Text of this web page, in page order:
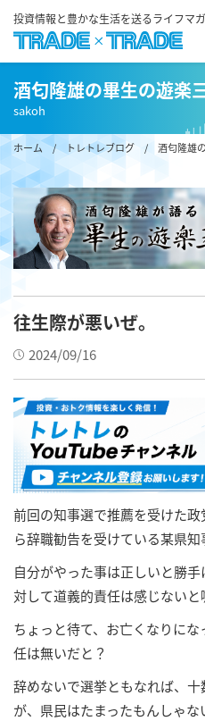
投資情報と豊かな生活を送るライフマ
酒匂隆雄の畢生の遊楽
sakoh
ホーム/ トレトレブログ / 酒匂隆雄
往生際が悪いぜ。
2024/09/16
前回の知事選で推薦を受けた
ら辞職勧告を受けている某県知
自分がやった事は正しいと勝
対して道義的責任は感じないと
ちょっと待て、お亡くなりに
任は無いだと？
辞めないで選挙ともなれば、
が、県民はたまったもんしゃな